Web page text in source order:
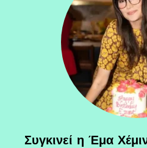
Συγκινεί η Έμα